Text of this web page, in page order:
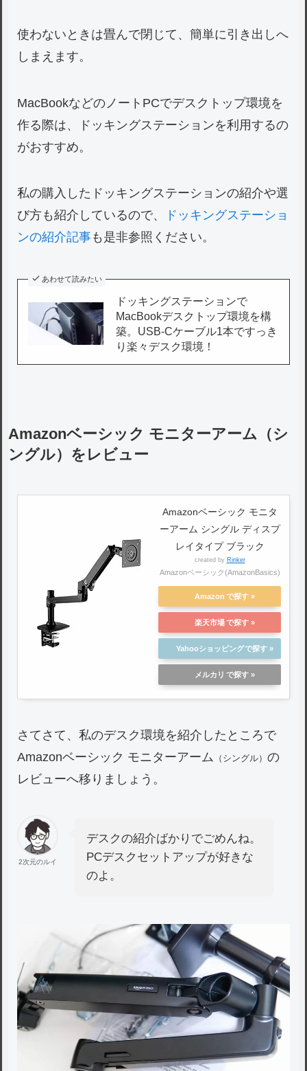
使わないときは畳んで閉じて、簡単に引き出しへ
しまえます。
MacBookなどのノートPCでデスクトップ環境を
作る際は、ドッキングステーションを利用するの
がおすすめ。
私の購入したドッキングステーションの紹介や選
び方も紹介しているので、
ドッキングステーショ
ンの紹介記事も是非参照ください。
あわせて読みたい
ドッキングステーションで
MacBookデスクトップ環境を構
築。USB-Cケーブル1本ですっき
り楽々デスク環境！
Amazonベーシック モニターアーム（シ
ングル）をレビュー
Amazonベーシック モニタ
ーアーム シングル ディスプ
レイタイプ ブラック
created by Rinker
Amazonベーシック(AmazonBasics)
Amazon
楽天市場
Yahooショッピング
メルカリ
さてさて、私のデスク環境を紹介したところで
Amazonベーシック モニターアーム （シングル）の
レビューへ移りましょう。
2次元のルイ
デスクの紹介ばかりでごめんね。
PCデスクセットアップが好きな
のよ。